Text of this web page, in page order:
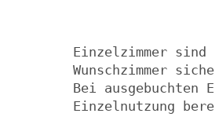
Einzelzimmer
Wunschzimmer
Bei ausgebuchten
Einzelnutzung